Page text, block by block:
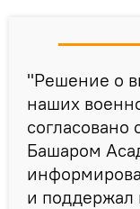
"Решение о
наших
Башаром
и поддержал